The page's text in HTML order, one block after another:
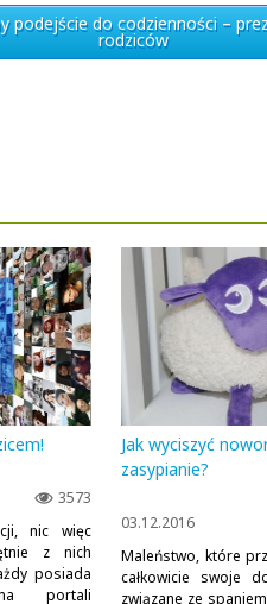
podejście do codzienności –
rodziców
3573
nic więc
z nich
posiada
portali
Jak wyciszyć
zasypianie?
03.12.2016
Maleństwo, które
całkowicie swoje
związane ze